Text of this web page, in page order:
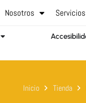
Nosotros Servicios
Abrir Movilidad
Inicio Tienda